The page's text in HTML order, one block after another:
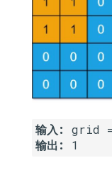
输入:
输出: